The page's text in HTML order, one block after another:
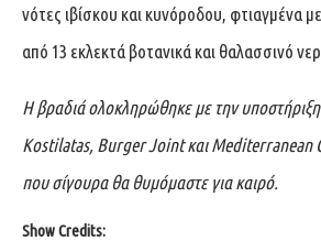
νότες ιβίσκου και κυνόροδου, φτιαγμένα
από 13 εκλεκτά βοτανικά και θαλασσινό
Η βραδιά ολοκληρώθηκε με την
Kostilatas, Burger Joint και Mediterranean
που σίγουρα θα θυμόμαστε για καιρό.
Show Credits: